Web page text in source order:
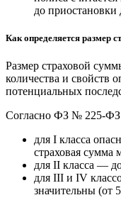
до приостановки
Как определяется размер
Размер страховой
количества и свойств
потенциальных
Согласно ФЗ № 225-
для I класса
страховая сумма
для II класса —
для III и IV
значительны (от